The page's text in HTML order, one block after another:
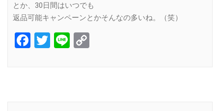
とか、30日間はいつでも
返品可能キャンペーンとかそんなの多いね。（笑）
Facebook
Twitter
Line